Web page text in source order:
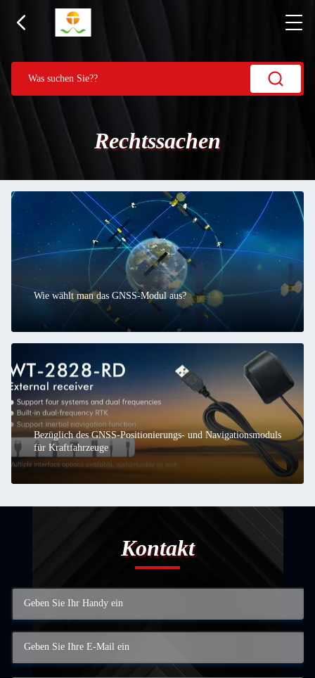
Rechtssachen
Wie wählt man das GNSS-Modul aus?
Bezüglich des GNSS-Positionierungs- und Navigationsmoduls
für Kraftfahrzeuge
Kontakt